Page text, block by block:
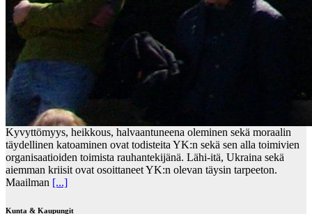
Kyvyttömyys, heikkous, halvaantuneena oleminen sekä moraalin
täydellinen katoaminen ovat todisteita YK:n sekä sen alla toimivien
organisaatioiden toimista rauhantekijänä. Lähi-itä, Ukraina sekä
aiemman kriisit ovat osoittaneet YK:n olevan täysin tarpeeton.
Maailman [...]
Kunta & Kaupungit